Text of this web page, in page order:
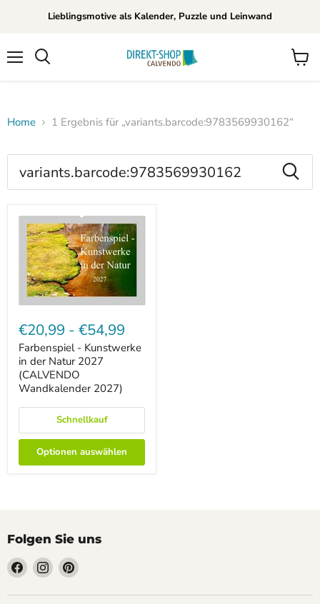
Lieblingsmotive als Kalender, Puzzle und Leinwand
Home 1 Ergebnis für „variants.barcode:9783569930162“
Suchergebnisse
für
Kunstwerke
in
der
Natur
2027
(CALVENDO
Wandkalender
€20,99 - €54,99
Farbenspiel - Kunstwerke
in der Natur 2027
(CALVENDO
Wandkalender 2027)
Schnellkauf
Optionen auswählen
Folgen Sie uns
Finden
Sie
uns
Finden
Sie
uns
Finden
uns